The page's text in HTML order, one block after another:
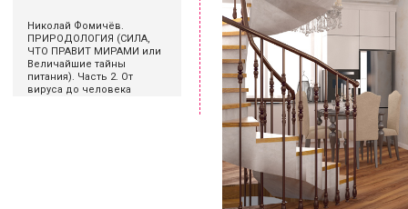
Николай Фомичёв.
ПРИРОДОЛОГИЯ (СИЛА,
ЧТО ПРАВИТ МИРАМИ или
Величайшие тайны
питания). Часть 2. От
вируса до человека